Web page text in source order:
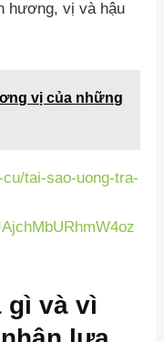
hương, vị và hậu
vị của những
tai-sao-uong-tra-
gì và vì